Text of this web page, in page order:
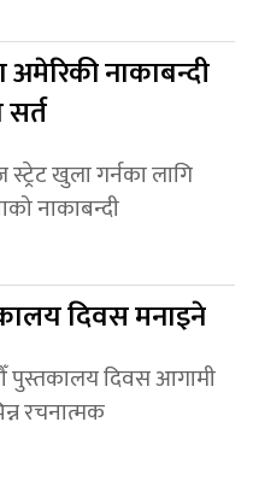
अमेरिकी नाकाबन्दी
स्ट्रेट खुला गर्नका लागि
नाकाबन्दी
दिवस मनाइने
पुस्तकालय दिवस आगामी
रचनात्मक